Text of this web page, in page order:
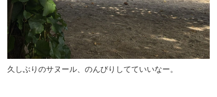
久しぶりのサヌール、のんびりしてていいなー。